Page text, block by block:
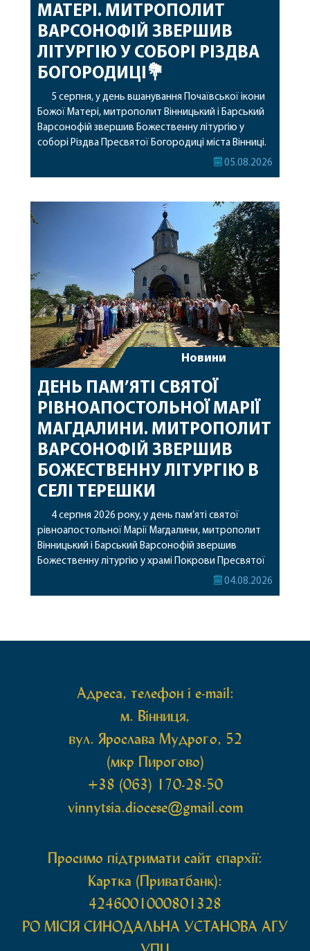
МАТЕРІ. МИТРОПОЛИТ
ВАРСОНОФІЙ ЗВЕРШИВ
ЛІТУРГІЮ У СОБОРІ РІЗДВА
БОГОРОДИЦІ💐
5 серпня, у день вшанування Почаївської ікони
Божої Матері, митрополит Вінницький і Барський
Варсонофій звершив Божественну літургію у
соборі Різдва Пресвятої Богородиці міста Вінниці.
Його Високопреосвященству співслужили
священному сані. Під час богослужіння підносилися
особливі молитви за мир в Україні, за воїнів, які
05.08.2026
Новини
ДЕНЬ ПАМ’ЯТІ СВЯТОЇ
РІВНОАПОСТОЛЬНОЇ МАРІЇ
МАГДАЛИНИ. МИТРОПОЛИТ
ВАРСОНОФІЙ ЗВЕРШИВ
БОЖЕСТВЕННУ ЛІТУРГІЮ В
СЕЛІ ТЕРЕШКИ
4 серпня 2026 року, у день пам’яті святої
рівноапостольної Марії Магдалини, митрополит
Вінницький і Барський Варсонофій звершив
Божественну літургію у храмі Покрови Пресвятої
Богородиці села Терешки Барського благочиння.
04.08.2026
Адреса, телефон і e-mail:
м. Вінниця,
вул. Ярослава Мудрого, 52
(мкр Пирогово)
+38 (063) 170-28-50
vinnytsia.diocese@gmail.com
Просимо підтримати сайт єпархії:
Картка (Приватбанк):
4246001000801328
РО МIСIЯ СИНОДАЛЬНА УСТАНОВА АГУ